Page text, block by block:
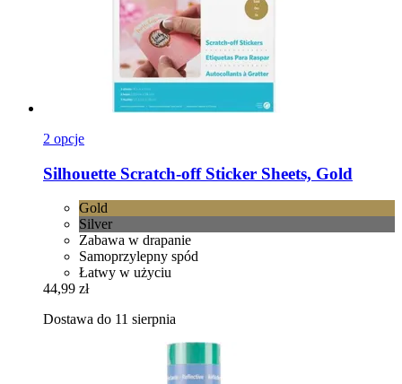
2 opcje
Silhouette Scratch-​off Sticker Sheets, Gold
Gold
Silver
Zabawa w drapanie
Samoprzylepny spód
Łatwy w użyciu
44,99 zł
Dostawa do 11 sierpnia